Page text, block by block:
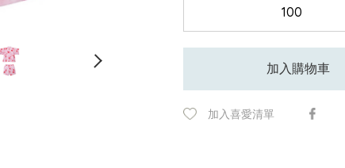
加入購物車
加入喜愛清單